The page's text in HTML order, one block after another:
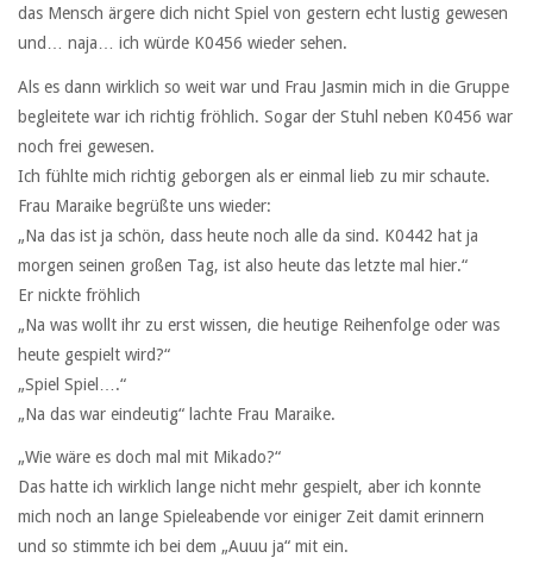
das Mensch ärgere dich nicht Spiel von gestern echt lustig gewesen
und… naja… ich würde K0456 wieder sehen.
Als es dann wirklich so weit war und Frau Jasmin mich in die Gruppe
begleitete war ich richtig fröhlich. Sogar der Stuhl neben K0456 war
noch frei gewesen.
Ich fühlte mich richtig geborgen als er einmal lieb zu mir schaute.
Frau Maraike begrüßte uns wieder:
„Na das ist ja schön, dass heute noch alle da sind. K0442 hat ja
morgen seinen großen Tag, ist also heute das letzte mal hier.“
Er nickte fröhlich
„Na was wollt ihr zu erst wissen, die heutige Reihenfolge oder was
heute gespielt wird?“
„Spiel Spiel….“
„Na das war eindeutig“ lachte Frau Maraike.
„Wie wäre es doch mal mit Mikado?“
Das hatte ich wirklich lange nicht mehr gespielt, aber ich konnte
mich noch an lange Spieleabende vor einiger Zeit damit erinnern
und so stimmte ich bei dem „Auuu ja“ mit ein.